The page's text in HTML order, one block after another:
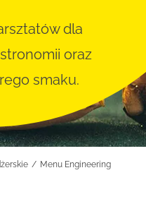
dla
oraz
smaku.
Menu Engineering